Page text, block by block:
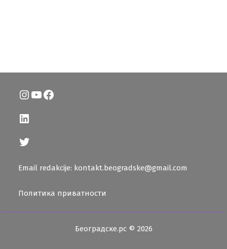
Instagram
YouTube
Facebook
LinkedIn
Twitter
Email redakcije: kontakt.beogradske@gmail.com
Политика приватности
Београдске.рс © 2026